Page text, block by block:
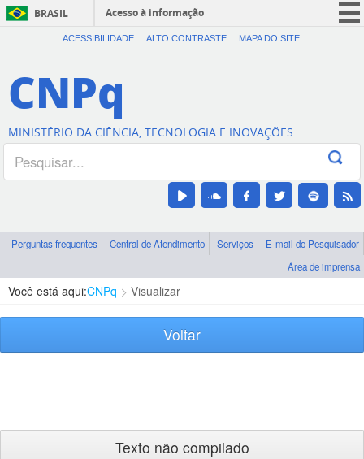
BRASIL
Acesso à informação
CORONAVÍRUS (COVID-19)
Canais
ACESSIBILIDADE ALTO CONTRASTE MAPA DO SITE
CNPq
MINISTÉRIO DA CIÊNCIA, TECNOLOGIA E INOVAÇÕES
Perguntas frequentes Central de Atendimento Serviços
E-mail do Pesquisador
Área de imprensa
Você está aqui:CNPq Visualizar
Voltar
Texto não compilado